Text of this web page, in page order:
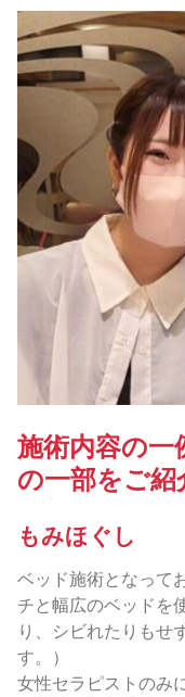
施術内容の
の一部をご紹
もみほぐし
ベッド施術となって
チと幅広のベッドを
り、シビれたりもせ
す。）
女性セラピストのみ